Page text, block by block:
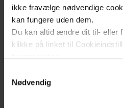
ikke fravælge nødvendige
kan fungere uden dem.
Du kan altid ændre dit til- eller
klikke på linket til
hjemmesiden.
Læs mere om brugen af
Læs mere om vores
Nødvendig
borgeren oplever
tillidsfulde
borgeren får den
borgeren oplever at